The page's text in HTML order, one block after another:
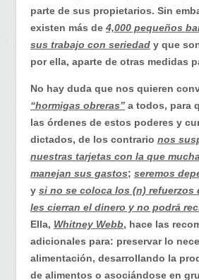
parte de sus propietarios. Sin
existen más de 4,000 pequeños
sus trabajo con seriedad y que
por ella, aparte de otras medidas
No hay duda que nos quieren
“hormigas obreras” a todos, para
las órdenes de estos poderes y
dictados, de los contrario nos
nuestras tarjetas con la que
manejan sus gastos; seremos
y si no se coloca los (n) refuerzos
les cierran el dinero y no podrá
Ella, Whitney Webb, hace las
adicionales para: preservar lo
alimentación, desarrollando la
de alimentos o asociándose en